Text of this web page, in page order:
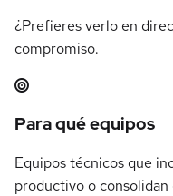
¿Prefieres verlo en
compromiso.
Resumen del
Para qué equipos
Equipos técnicos que
productivo o